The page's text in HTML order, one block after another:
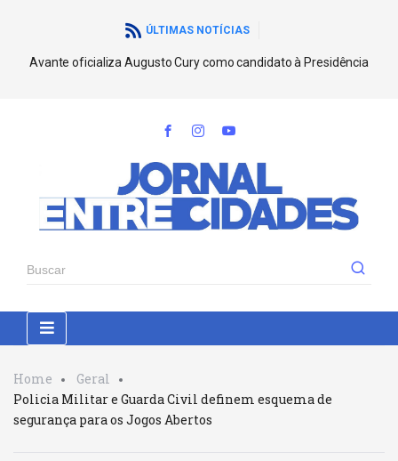
ÚLTIMAS NOTÍCIAS
Avante oficializa Augusto Cury como candidato à Presidência
Home
Geral
Policia Militar e Guarda Civil definem esquema de
segurança para os Jogos Abertos